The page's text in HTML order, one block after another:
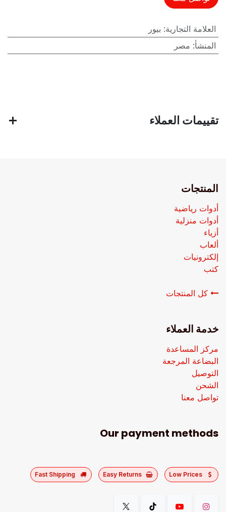
العلامة التجارية: بيور
المنشأ: مصر
تقييمات العملاء
المنتجات
أدوات رياضية
أدوات منزلية
أزياء
ألعاب
إلكترونيات
كتب
كل المنتجات
خدمة العملاء
مركز المساعدة
البضاعة المرجعة
التوصيل
الشحن
تواصل معنا
Our payment methods
Low Prices
Easy Returns